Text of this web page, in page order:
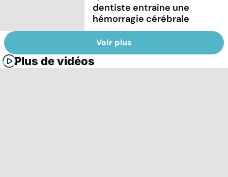
dentiste entraîne une
hémorragie cérébrale
Voir plus
Plus de vidéos